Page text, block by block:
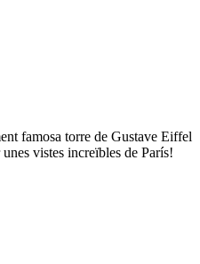
famosa torre de Gustave Eiffel
vistes increïbles de París!